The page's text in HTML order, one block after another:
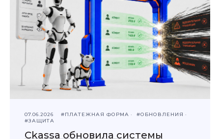
07.06.2026 #ПЛАТЕЖНАЯ ФОРМА
#ОБНОВЛЕНИЯ
#ЗАЩИТА
Ckassa обновила системы